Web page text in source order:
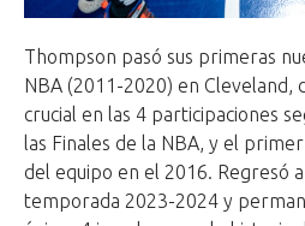
Thompson pasó sus primeras
NBA (2011-2020) en Cleveland,
crucial en las 4 participaciones
las Finales de la NBA, y el
del equipo en el 2016. Regresó
temporada 2023-2024 y